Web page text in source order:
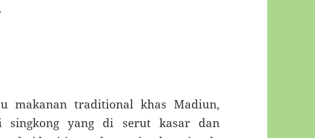
makanan traditional khas Madiun,
singkong yang di serut kasar dan